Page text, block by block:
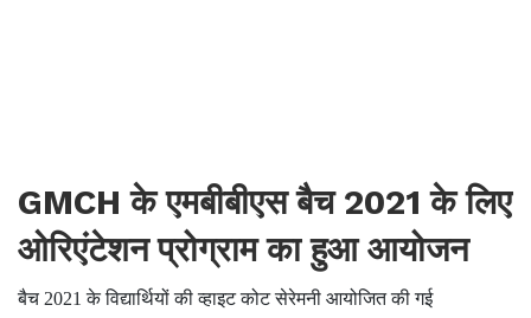
GMCH के एमबीबीएस बैच 2021 के लिए
ओरिएंटेशन प्रोग्राम का हुआ आयोजन
बैच 2021 के विद्यार्थियों की व्हाइट कोट सेरेमनी आयोजित की गई